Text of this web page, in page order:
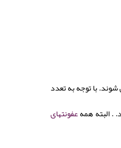
با توجه به تعدد
. البته همهعفونتهای